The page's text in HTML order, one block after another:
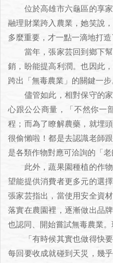
位於高雄市六龜區的享家
融理財業跨入農業，她笑說
多麼重要，才一點一滴地打
當年，張家芸回到鄉下幫
銷，盼能提高利潤。也因此
跨出「無毒農業」的關鍵一步
儘管如此，相對保守的家
心跟公公商量，「不然你一
程；而為了瞭解農藥，就埋
很偷懶啦！都是去認識老師
是各類作物對應可洽詢的「老
此外，蔬果園種植的作物
望能提供消費者更多元的選
張家芸指出，當使用安全資
落實在農園裡，逐漸做出品
也認同、開始嘗試無毒農業
「有時候其實也做得快要
每回要收成就碰到天災，幾